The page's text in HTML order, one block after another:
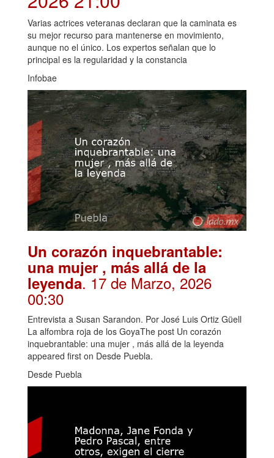
Varias actrices veteranas declaran que la caminata es
su mejor recurso para mantenerse en movimiento,
aunque no el único. Los expertos señalan que lo
principal es la regularidad y la constancia
Infobae
Un corazón inquebrantable:
una mujer , más allá de la
leyenda. 17 de Marzo, 2026
00:30
Entrevista a Susan Sarandon. Por José Luis Ortiz Güell
La alfombra roja de los GoyaThe post Un corazón
inquebrantable: una mujer , más allá de la leyenda
appeared first on Desde Puebla.
Desde Puebla